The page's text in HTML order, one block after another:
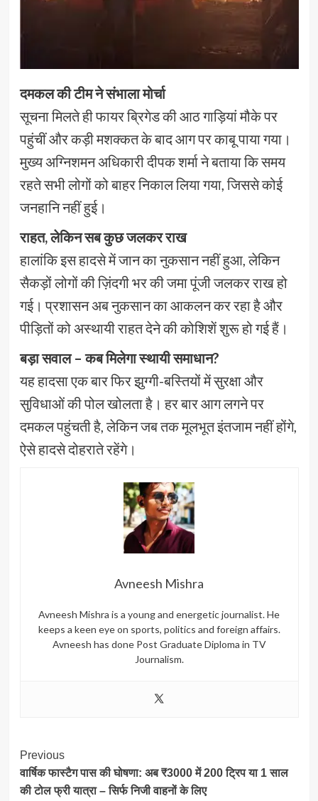
दमकल की टीम ने संभाला मोर्चा
सूचना मिलते ही फायर ब्रिगेड की आठ गाड़ियां मौके पर
पहुंचीं और कड़ी मशक्कत के बाद आग पर काबू पाया गया।
मुख्य अग्निशमन अधिकारी दीपक शर्मा ने बताया कि समय
रहते सभी लोगों को बाहर निकाल लिया गया, जिससे कोई
जनहानि नहीं हुई।
राहत, लेकिन सब कुछ जलकर राख
हालांकि इस हादसे में जान का नुकसान नहीं हुआ, लेकिन
सैकड़ों लोगों की ज़िंदगी भर की जमा पूंजी जलकर राख हो
गई। प्रशासन अब नुकसान का आकलन कर रहा है और
पीड़ितों को अस्थायी राहत देने की कोशिशें शुरू हो गई हैं।
बड़ा सवाल – कब मिलेगा स्थायी समाधान?
यह हादसा एक बार फिर झुग्गी-बस्तियों में सुरक्षा और
सुविधाओं की पोल खोलता है। हर बार आग लगने पर
दमकल पहुंचती है, लेकिन जब तक मूलभूत इंतजाम नहीं होंगे,
ऐसे हादसे दोहराते रहेंगे।
Avneesh Mishra
Avneesh Mishra is a young and energetic journalist. He
keeps a keen eye on sports, politics and foreign affairs.
Avneesh has done Post Graduate Diploma in TV
Journalism.
Post
Navigation
Previous
वार्षिक फास्टैग पास की घोषणा: अब ₹3000 में 200 ट्रिप या 1 साल
की टोल फ्री यात्रा – सिर्फ निजी वाहनों के लिए